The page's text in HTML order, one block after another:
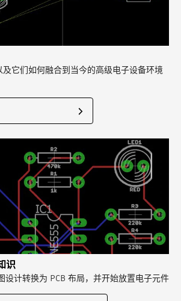
及它们如何融合到当今的高级电子设备环境
识
设计转换为 PCB 布局，并开始放置电子元件